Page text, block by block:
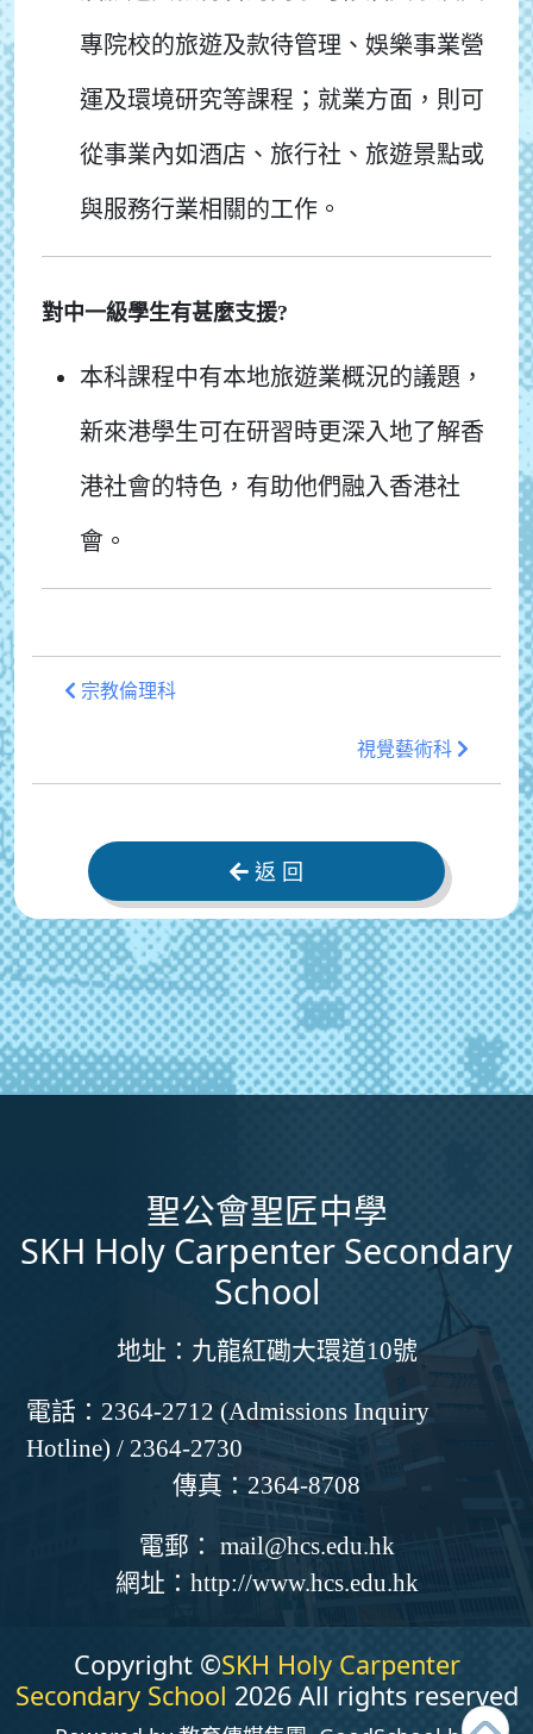
專院校的旅遊及款待管理、娛樂事業營
運及環境研究等課程；就業方面，則可
從事業內如酒店、旅行社、旅遊景點或
與服務行業相關的工作。
對中一級學生有甚麼支援?
本科課程中有本地旅遊業概況的議題，
新來港學生可在研習時更深入地了解香
港社會的特色，有助他們融入香港社
會。
宗教倫理科
視覺藝術科
返 回
聖公會聖匠中學
SKH Holy Carpenter Secondary
School
地址： 九龍紅磡大環道10號
電話： 2364-2712 (Admissions Inquiry
Hotline) / 2364-2730
傳真： 2364-8708
電郵： mail@hcs.edu.hk
網址： http://www.hcs.edu.hk
Copyright ©SKH Holy Carpenter
Secondary School 2026 All rights reserved